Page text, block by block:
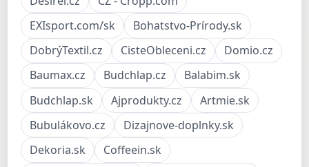
EXIsport.com/sk
Bohatstvo-Prírody.sk
DobrýTextil.cz
CisteObleceni.cz
Domio.cz
Baumax.cz
Budchlap.cz
Balabim.sk
Budchlap.sk
Ajprodukty.cz
Artmie.sk
Bubulákovo.cz
Dizajnove-doplnky.sk
Dekoria.sk
Coffeein.sk